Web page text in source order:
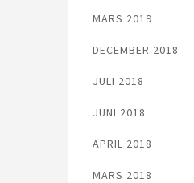
MARS 2019
DECEMBER 2018
JULI 2018
JUNI 2018
APRIL 2018
MARS 2018